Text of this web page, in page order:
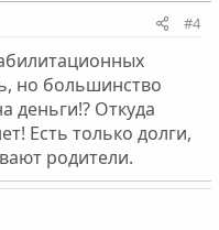
#4
но большинство
деньги!? Откуда
Есть только долги,
родители.